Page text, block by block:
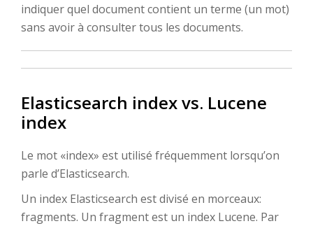
indiquer quel document contient un terme (un mot)
sans avoir à consulter tous les documents.
Elasticsearch index vs. Lucene
index
Le mot «index» est utilisé fréquemment lorsqu’on
parle d’Elasticsearch.
Un index Elasticsearch est divisé en morceaux:
fragments. Un fragment est un index Lucene. Par